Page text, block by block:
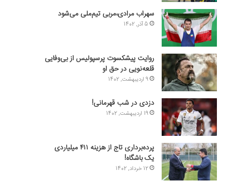
سهراب مرادی،مربی تیم‌ملی می‌شود
5 آذر, 1402
روایت پیشکسوت پرسپولیس از بی‌وفایی
قلعه‌نویی در حق او
9 اردیبهشت, 1402
دزدی در شب قهرمانی!
19 اردیبهشت, 1402
پرده‌برداری تاج از هزینه ۴۱۱ میلیاردی
یک باشگاه!
12 خرداد, 1402